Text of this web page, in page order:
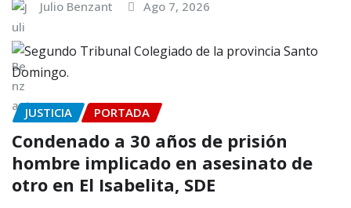
Julio Benzant Ago 7, 2026
JUSTICIA PORTADA
Condenado a 30 años de prisión
hombre implicado en asesinato de
otro en El Isabelita, SDE